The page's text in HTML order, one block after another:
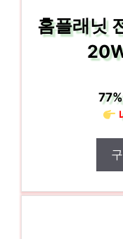
홈플래닛
77%